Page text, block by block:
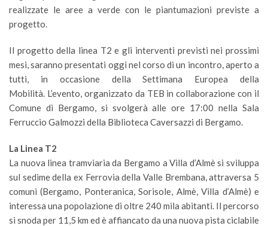
realizzate le aree a verde con le piantumazioni previste a
progetto.
Il progetto della linea T2 e gli interventi previsti nei prossimi
mesi, saranno presentati oggi nel corso di un incontro, aperto a
tutti, in occasione della Settimana Europea della
Mobilità. L’evento, organizzato da TEB in collaborazione con il
Comune di Bergamo, si svolgerà alle ore 17:00 nella Sala
Ferruccio Galmozzi della Biblioteca Caversazzi di Bergamo.
La Linea T2
La nuova linea tramviaria da Bergamo a Villa d’Almè si sviluppa
sul sedime della ex Ferrovia della Valle Brembana, attraversa 5
comuni (Bergamo, Ponteranica, Sorisole, Almè, Villa d’Almè) e
interessa una popolazione di oltre 240 mila abitanti. Il percorso
si snoda per 11,5 km ed è affiancato da una nuova pista ciclabile